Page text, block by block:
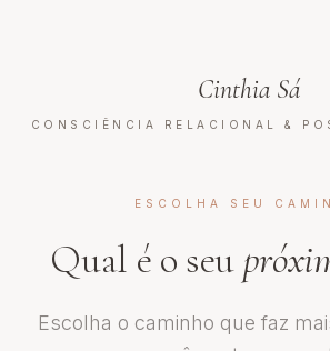
Cinthia Sá
CONSCIÊNCIA RELACIONAL &
ESCOLHA SEU
Qual é o seu
Escolha o caminho que faz